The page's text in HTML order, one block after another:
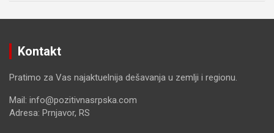
Kontakt
Pratimo za Vas najaktuelnija dešavanja u zemlji i regionu.
Mail: info@pozitivnasrpska.com
Adresa: Prnjavor, RS